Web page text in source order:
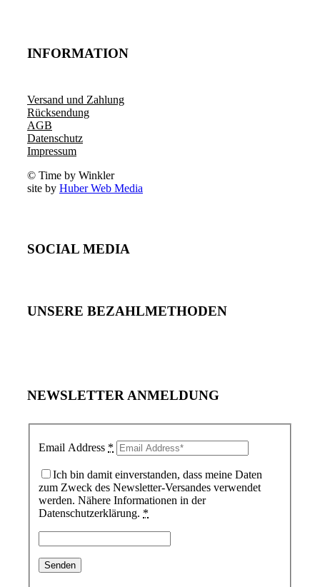
INFORMATION
Versand und Zahlung
Rücksendung
AGB
Datenschutz
Impressum
© Time by Winkler
site by Huber Web Media
SOCIAL MEDIA
UNSERE BEZAHLMETHODEN
NEWSLETTER ANMELDUNG
Email Address *
Ich bin damit einverstanden, dass meine Daten
zum Zweck des Newsletter-Versandes verwendet
werden. Nähere Informationen in der
Datenschutzerklärung. *